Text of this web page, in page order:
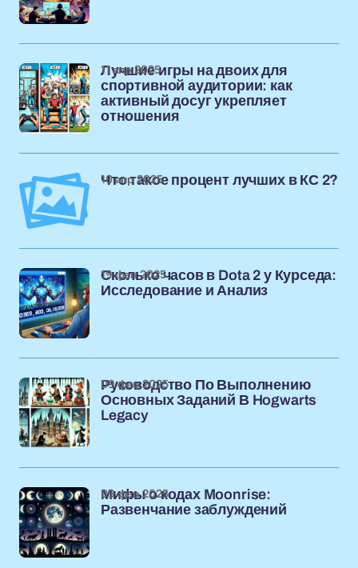
Лучшие игры на двоих для
спортивной аудитории: как
активный досуг укрепляет
отношения
11 апр 2025
Что такое процент лучших в КС 2?
10 апр 2025
Сколько часов в Dota 2 у Курседа:
Исследование и Анализ
19 фев 2025
Руководство По Выполнению
Основных Заданий В Hogwarts
Legacy
09 фев 2025
Мифы о кодах Moonrise:
Развенчание заблуждений
09 фев 2025